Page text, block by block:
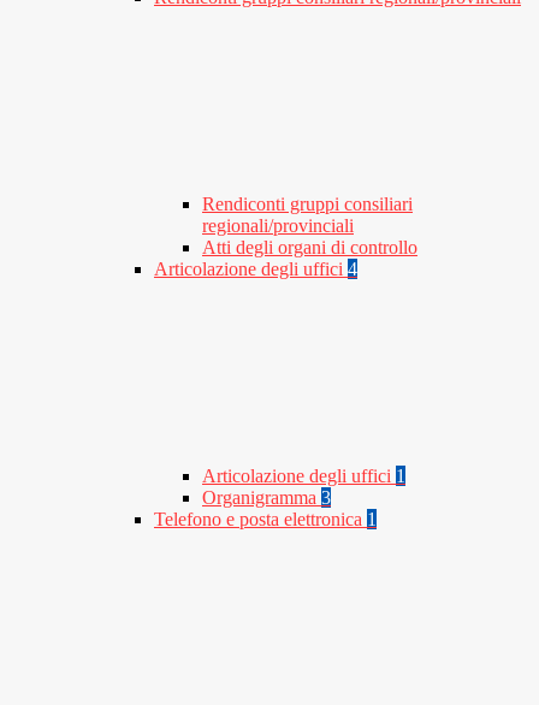
Rendiconti gruppi consiliari
regionali/provinciali
Atti degli organi di controllo
Articolazione degli uffici 4
Articolazione degli uffici 1
Organigramma 3
Telefono e posta elettronica 1